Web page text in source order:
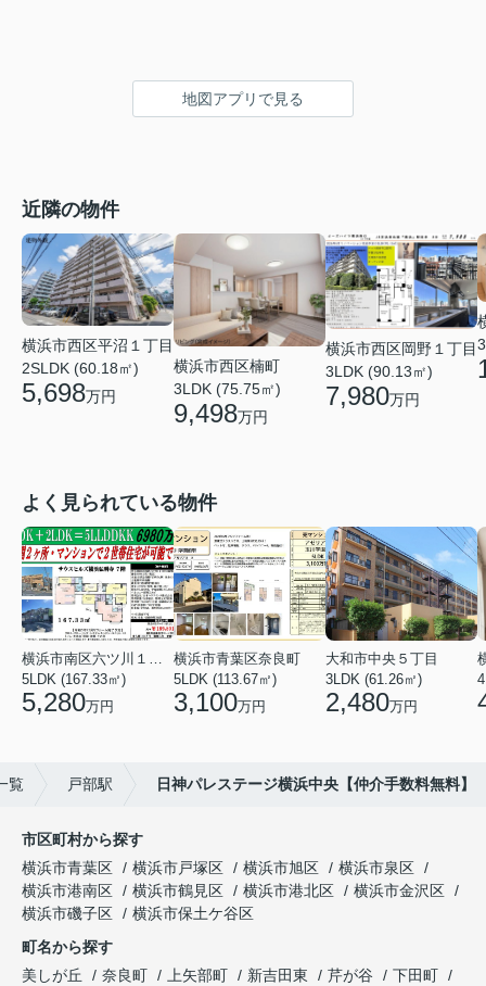
地図アプリで見る
近隣の物件
横浜市西区平沼１丁目
2SLDK (60.18㎡)
5,698万円
横浜市西区楠町
3LDK (75.75㎡)
9,498万円
横浜市西区岡野１丁目
3LDK (90.13㎡)
7,980万円
よく見られている物件
横浜市南区六ツ川１丁目
5LDK (167.33㎡)
5,280万円
横浜市青葉区奈良町
5LDK (113.67㎡)
3,100万円
大和市中央５丁目
3LDK (61.26㎡)
2,480万円
覧 戸部駅 日神パレステージ横浜中央【仲介手数料無料】
市区町村から探す
横浜市青葉区
横浜市戸塚区 横浜市旭区
横浜市泉区
横浜市港南区
横浜市鶴見区 横浜市港北区
横浜市金沢区
横浜市磯子区
横浜市保土ケ谷区
町名から探す
美しが丘
奈良町 上矢部町 新吉田東 芹が谷
下田町